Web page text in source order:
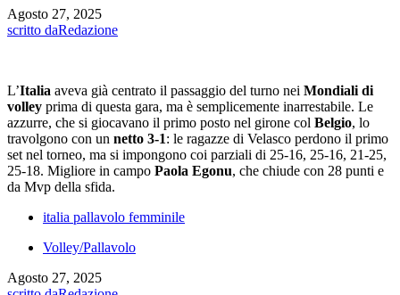
Agosto 27, 2025
scritto daRedazione
L’Italia aveva già centrato il passaggio del turno nei Mondiali di
volley prima di questa gara, ma è semplicemente inarrestabile. Le
azzurre, che si giocavano il primo posto nel girone col Belgio, lo
travolgono con un netto 3-1: le ragazze di Velasco perdono il primo
set nel torneo, ma si impongono coi parziali di 25-16, 25-16, 21-25,
25-18. Migliore in campo Paola Egonu, che chiude con 28 punti e
da Mvp della sfida.
italia pallavolo femminile
Volley/Pallavolo
Agosto 27, 2025